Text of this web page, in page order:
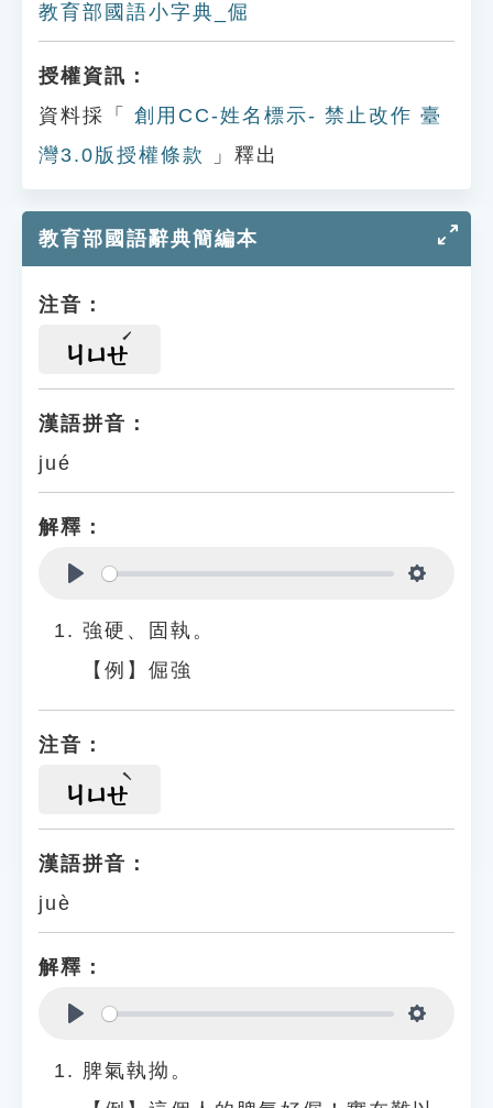
教育部國語小字典_倔
授權資訊：
資料採「
創用CC-姓名標示- 禁止改作 臺
灣3.0版授權條款
」釋出
教育部國語辭典簡編本
注音：
ㄐㄩㄝ
漢語拼音：
jué
解釋：
強硬、固執。
【例】倔強
注音：
ㄐㄩㄝ
漢語拼音：
juè
解釋：
脾氣執拗。